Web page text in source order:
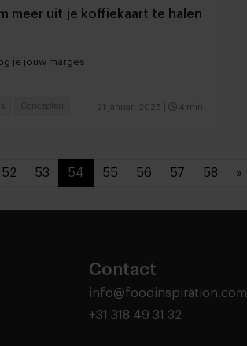
meer uit je koffiekaart te halen
je jouw marges
21 januari 2025 4 min
Concepten
52 53 54 55 56 57 58 »
Contact
info@foodinspiration.com
+31 318 49 31 32